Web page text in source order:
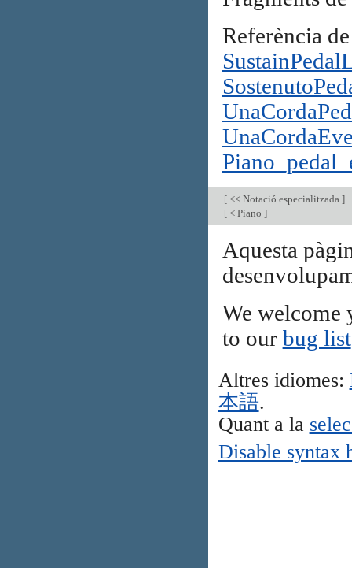
Referència
[<< Notació especialitzada ]
[< Piano ]
Aquesta
We welcome
to our bug list
Altres idiomes:
本語.
Quant a la
Disable syntax